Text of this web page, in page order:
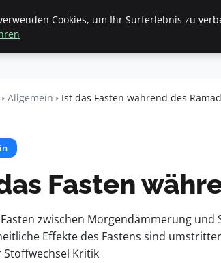
Startseite
Allgemein Ist das Fasten während des
Fasten
Fasten zwischen Morgendämmerung
Effekte des Fastens sind
Stoffwechsel Kritik
Cookies, um Ihr Surferlebnis zu